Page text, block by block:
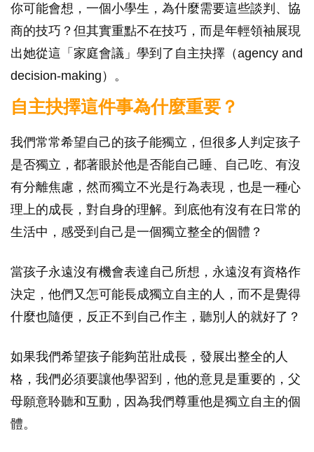
你可能會想，一個小學生，為什麼需要這些談判、協
商的技巧？但其實重點不在技巧，而是年輕領袖展現
出她從這「家庭會議」學到了自主抉擇（agency and
decision-making）。
自主抉擇這件事為什麼重要？
我們常常希望自己的孩子能獨立，但很多人判定孩子
是否獨立，都著眼於他是否能自己睡、自己吃、有沒
有分離焦慮，然而獨立不光是行為表現，也是一種心
理上的成長，對自身的理解。到底他有沒有在日常的
生活中，感受到自己是一個獨立整全的個體？
當孩子永遠沒有機會表達自己所想，永遠沒有資格作
決定，他們又怎可能長成獨立自主的人，而不是覺得
什麼也隨便，反正不到自己作主，聽別人的就好了？
如果我們希望孩子能夠茁壯成長，發展出整全的人
格，我們必須要讓他學習到，他的意見是重要的，父
母願意聆聽和互動，因為我們尊重他是獨立自主的個
體。